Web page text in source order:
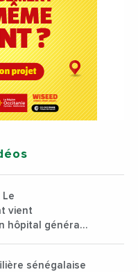
Le
vient
hôpital général
sénégalaise